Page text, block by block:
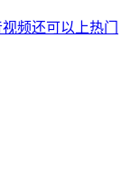
频还可以上热门